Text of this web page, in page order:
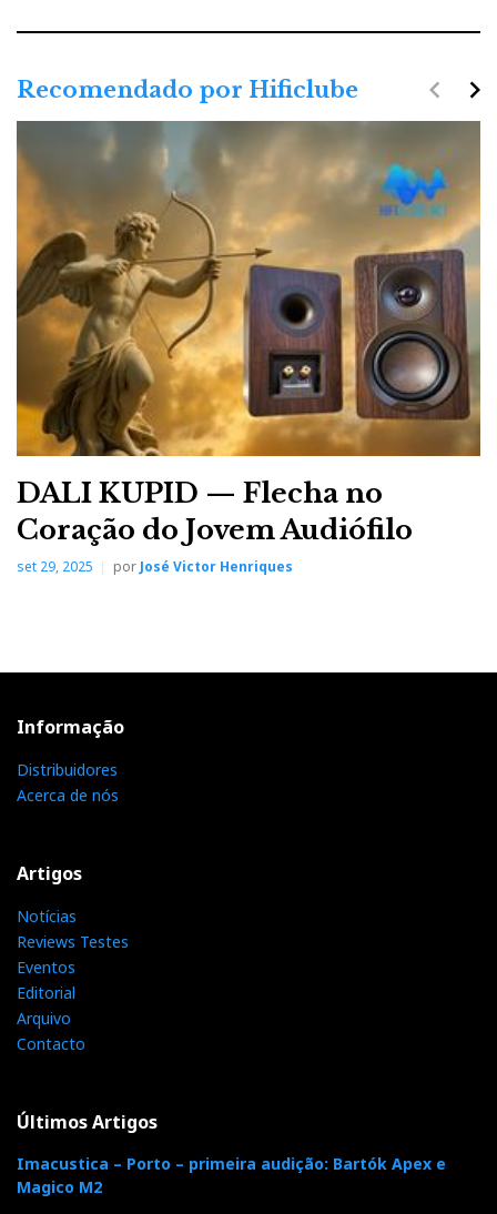
Recomendado por Hificlube
DALI KUPID — Flecha no
Coração do Jovem Audiófilo
set 29, 2025 por José Victor Henriques
navigate_next
navigate_before
Informação
Distribuidores
Acerca de nós
Artigos
Notícias
Reviews Testes
Eventos
Editorial
Arquivo
Contacto
Últimos Artigos
Imacustica – Porto – primeira audição: Bartók Apex e
Magico M2